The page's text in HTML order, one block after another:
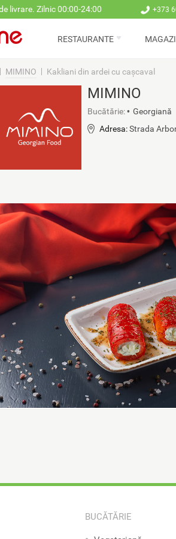
livrare. Zilnic 00:00-24:00 +373
RESTAURANTE
MIMINO
Kakliani din ardei cu cașcaval
MIMINO
Bucătărie:
Georgiană
Adresa:Strada
BUCĂTĂRIE